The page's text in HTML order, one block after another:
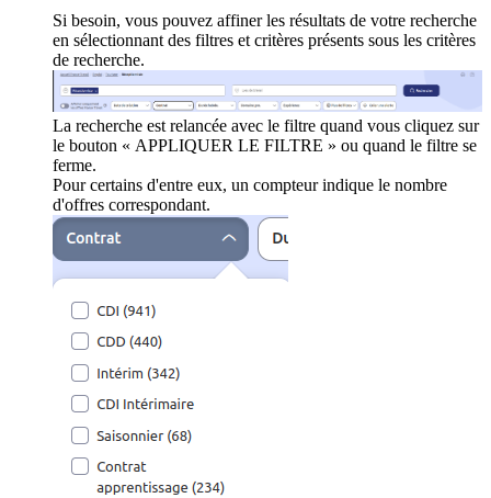
Si besoin, vous pouvez affiner les résultats de votre recherche
en sélectionnant des filtres et critères présents sous les critères
de recherche.
La recherche est relancée avec le filtre quand vous cliquez sur
le bouton « APPLIQUER LE FILTRE » ou quand le filtre se
ferme.
Pour certains d'entre eux, un compteur indique le nombre
d'offres correspondant.